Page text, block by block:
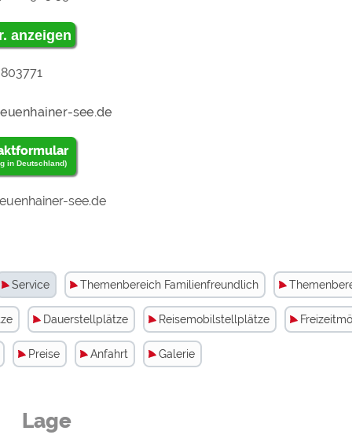
anzeigen
in Deutschland)
see.de
Service Themenbereich Familienfreundlich
Dauerstellplätze Reisemobilstellplätze
Preise Anfahrt Galerie
Lage